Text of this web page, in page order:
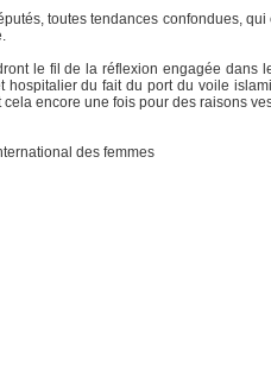
toutes tendances confondues,
le fil de la réflexion engagée
hospitalier du fait du port du voile
encore une fois pour des raisons
des femmes